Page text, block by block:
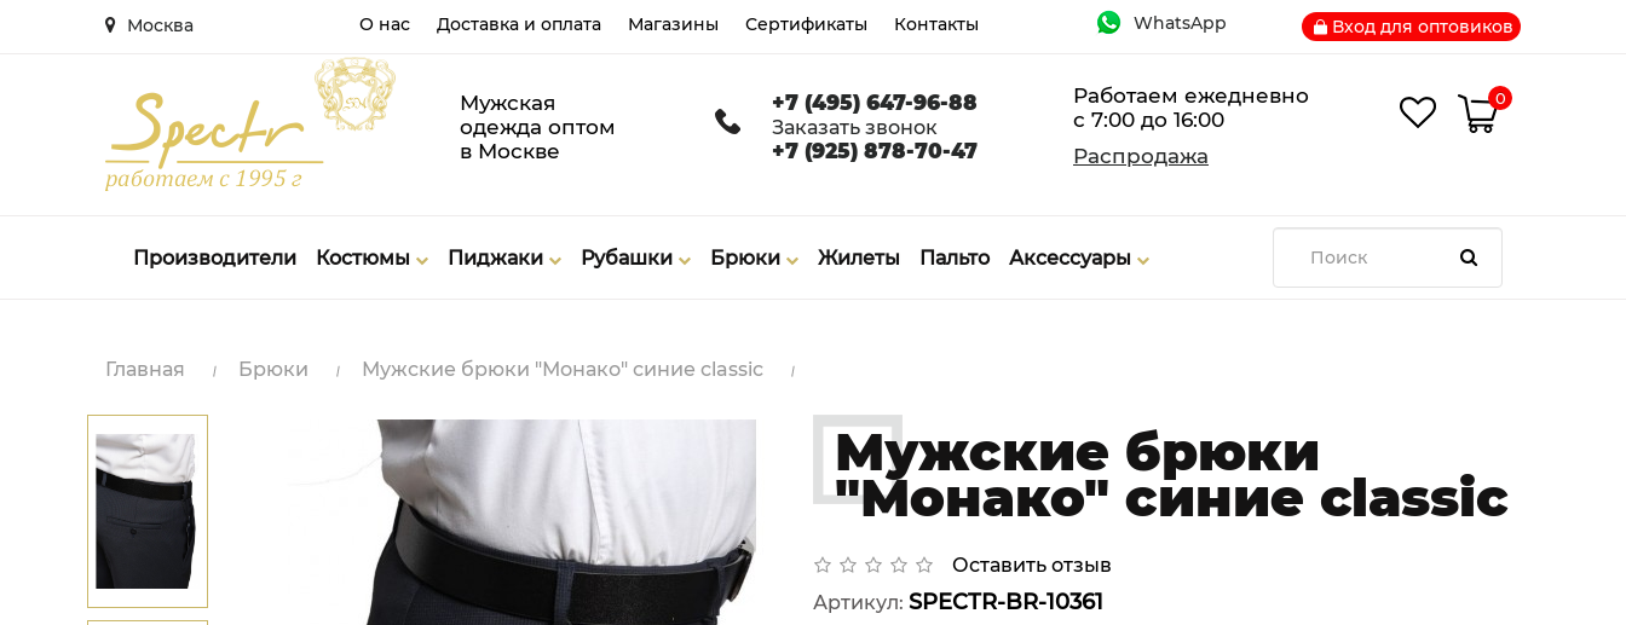
Москва О нас Доставка и оплата Магазины Сертификаты Контакты WhatsApp Вход для оптовиков
Мужская
одежда оптом
в Москве
+7 (495) 647-96-88
Заказать звонок
+7 (925) 878-70-47
Работаем ежедневно
с 7:00 до 16:00
Распродажа
0
Производители Костюмы Пиджаки Рубашки Брюки Жилеты Пальто Аксессуары
Главная Брюки Мужские брюки "Монако" синие classic
Мужские брюки
"Монако" синие classic
Оставить отзыв
Артикул: SPECTR-BR-10361